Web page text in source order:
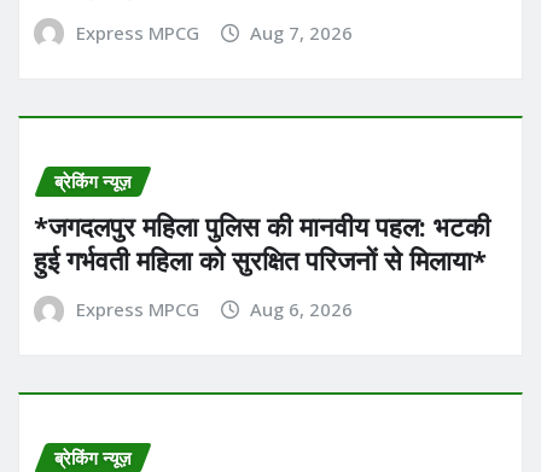
Express MPCG Aug 7, 2026
ब्रेकिंग न्यूज़
*​जगदलपुर महिला पुलिस की मानवीय पहल: भटकी
हुई गर्भवती महिला को सुरक्षित परिजनों से मिलाया*
Express MPCG Aug 6, 2026
ब्रेकिंग न्यूज़